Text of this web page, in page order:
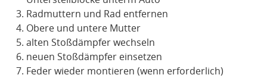
Radmuttern und Rad entfernen
Obere und untere Mutter
alten Stoßdämpfer wechseln
neuen Stoßdämpfer einsetzen
Feder wieder montieren (wenn erforderlich)